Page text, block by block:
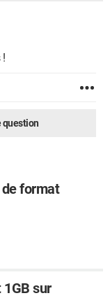
question
format
sur